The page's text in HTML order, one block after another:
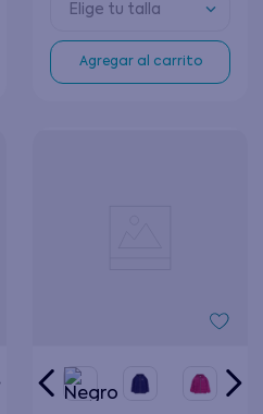
Elige tu talla
Agregar al carrito